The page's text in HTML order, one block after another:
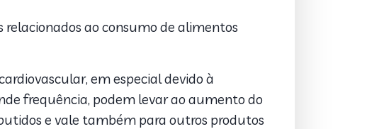
ao consumo de alimentos
em especial devido à
frequência, podem levar ao aumento do
e vale também para outros produtos